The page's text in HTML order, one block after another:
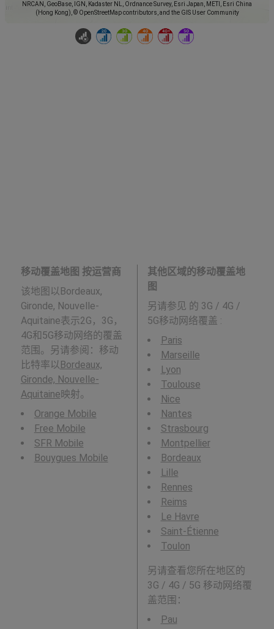
NRCAN, GeoBase, IGN, Kadaster NL, Ordnance Survey, Esri Japan, METI, Esri China
(Hong Kong), © OpenStreetMap contributors, and the GIS User Community
移动覆盖地图 按运营商
该地图以Bordeaux,
Gironde, Nouvelle-
Aquitaine表示2G，3G，
4G和5G移动网络的覆盖
范围。另请参阅：移动
比特率以 Bordeaux,
Gironde, Nouvelle-
Aquitaine映射。
Orange Mobile
Free Mobile
SFR Mobile
Bouygues Mobile
其他区域的移动覆盖地
图
另请参见 的 3G / 4G /
5G移动网络覆盖 :
Paris
Marseille
Lyon
Toulouse
Nice
Nantes
Strasbourg
Montpellier
Bordeaux
Lille
Rennes
Reims
Le Havre
Saint-Étienne
Toulon
另请查看您所在地区的
3G / 4G / 5G 移动网络覆
盖范围：
Pau